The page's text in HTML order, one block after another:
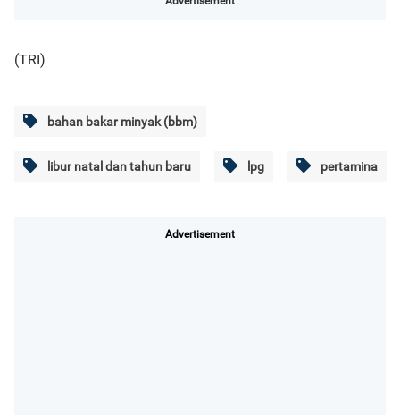
(TRI)
bahan bakar minyak (bbm)
libur natal dan tahun baru lpg pertamina
Advertisement